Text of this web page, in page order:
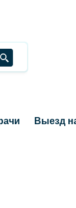
Выезд